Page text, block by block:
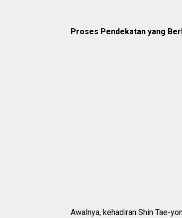
Proses Pendekatan yang
Awalnya, kehadiran Shin Tae-